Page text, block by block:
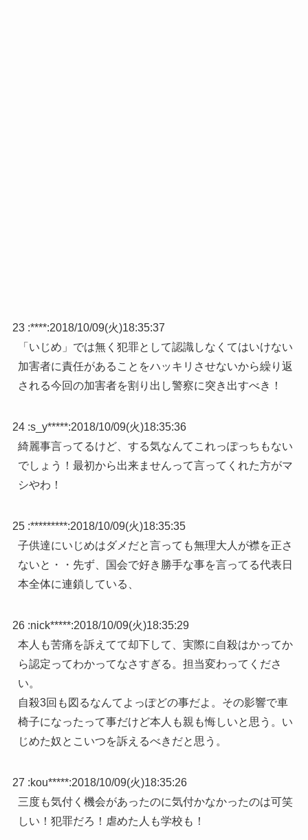
23 :****:2018/10/09(火)18:35:37
「いじめ」では無く犯罪として認識しなくてはいけない
加害者に責任があることをハッキリさせないから繰り返
される今回の加害者を割り出し警察に突き出すべき！
24 :s_y*****:2018/10/09(火)18:35:36
綺麗事言ってるけど、する気なんてこれっぽっちもない
でしょう！最初から出来ませんって言ってくれた方がマ
シやわ！
25 :*********:2018/10/09(火)18:35:35
子供達にいじめはダメだと言っても無理大人が襟を正さ
ないと・・先ず、国会で好き勝手な事を言ってる代表日
本全体に連鎖している、
26 :nick*****:2018/10/09(火)18:35:29
本人も苦痛を訴えてて却下して、実際に自殺はかってか
ら認定ってわかってなさすぎる。担当変わってくださ
い。
自殺3回も図るなんてよっぽどの事だよ。その影響で車
椅子になったって事だけど本人も親も悔しいと思う。い
じめた奴とこいつを訴えるべきだと思う。
27 :kou*****:2018/10/09(火)18:35:26
三度も気付く機会があったのに気付かなかったのは可笑
しい！犯罪だろ！虐めた人も学校も！